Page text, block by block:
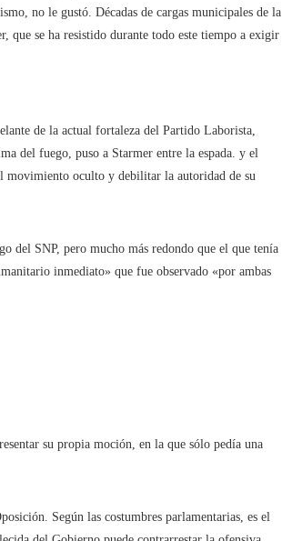
no le gustó. Décadas de cargas municipales de la
que se ha resistido durante todo este tiempo a exigir
de la actual fortaleza del Partido Laborista,
del fuego, puso a Starmer entre la espada. y el
movimiento oculto y debilitar la autoridad de su
del SNP, pero mucho más redondo que el que tenía
inmediato» que fue observado «por ambas
su propia moción, en la que sólo pedía una
Según las costumbres parlamentarias, es el